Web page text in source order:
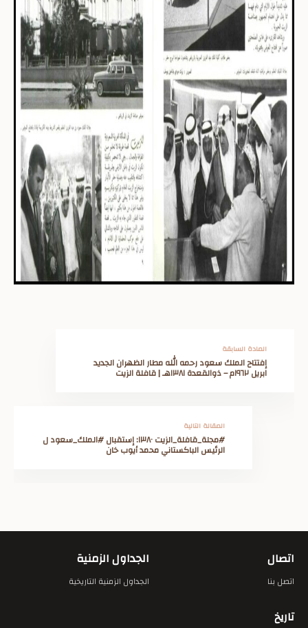
المادة السابقة
إفتتاح الملك سعود رحمه الله مطار الظهران الجديد
ابريل ١٩٦٢م – ذوالقعدة ١٣٨١هـ | قافلة الزيت
المقالة التالية
#مجلة_قافلة_الزيت ١٣٨٠: إستقبال #الملك_سعود ل
الرئيس الباكستاني محمد أيوب خان
اتصال
اتصل بنا
الجداول الزمنية
الجداول الزمنية التاريخية
تاريخ